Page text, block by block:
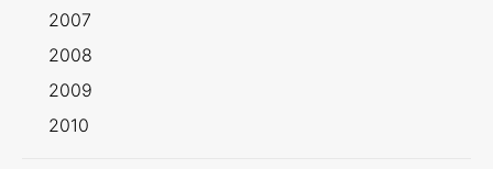
2007
2008
2009
2010